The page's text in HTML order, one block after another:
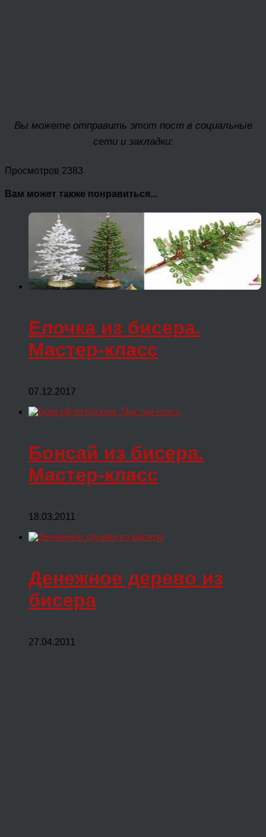
Вы можете отправить этот пост в социальные
сети и закладки:
Просмотров 2383
Вам может также понравиться...
Елочка из бисера.
Мастер-класс
07.12.2017
Бонсай из бисера.
Мастер-класс
18.03.2011
Денежное дерево из
бисера
27.04.2011